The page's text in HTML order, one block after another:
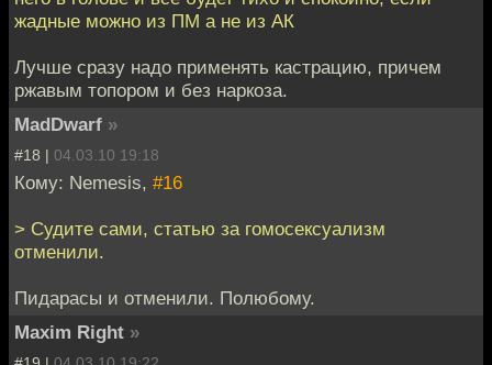
жадные можно из ПМ а не из АК
Лучше сразу надо применять кастрацию, причем
ржавым топором и без наркоза.
MadDwarf »
#18 | 04.03.10 19:18
Кому: Nemesis, #16
> Судите сами, статью за гомосексуализм
отменили.
Пидарасы и отменили. Полюбому.
Maxim Right »